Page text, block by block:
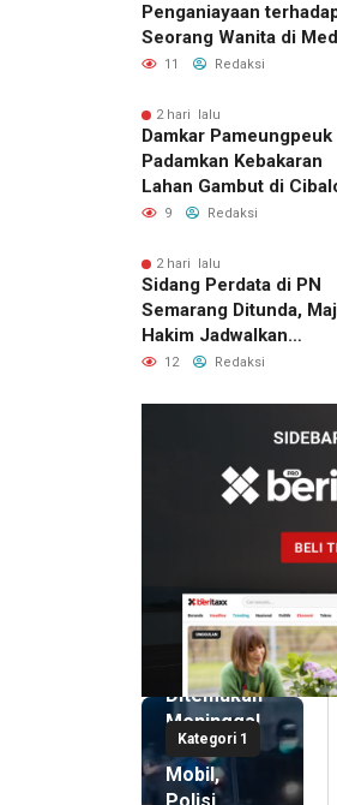
Penganiayaan
Seorang Wanita di
Ditangkap Polisi
11 Redaksi
2 hari lalu
Damkar Pameungpeuk
Padamkan Kebakaran
Lahan Gambut di
Permukiman Warga
9 Redaksi
2 hari lalu
Sidang Perdata di PN
Semarang Ditunda,
Hakim Jadwalkan
Pemanggilan Ulang BPR
12 Redaksi
Kategori 1
1 hari lalu
Pemilik
Royal
Phone
Ditemukan
Meninggal
di Dalam
Mobil,